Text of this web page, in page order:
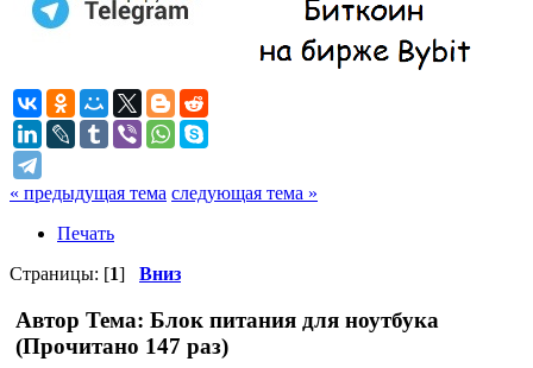
« предыдущая тема следующая тема »
Печать
Страницы: [1] Вниз
Автор Тема: Блок питания для ноутбука
(Прочитано 147 раз)